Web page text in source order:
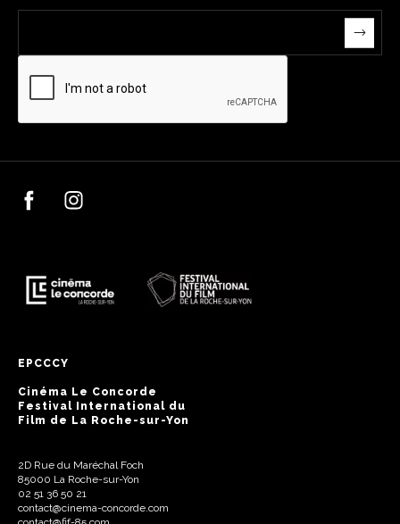
EPCCCY
Cinéma Le Concorde
Festival International du
Film de La Roche-sur-Yon
2D Rue du Maréchal Foch
85000 La Roche-sur-Yon
02 51 36 50 21
contact@cinema-concorde.com